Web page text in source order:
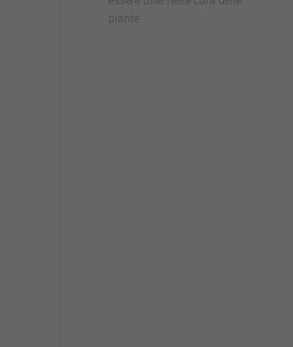
piante